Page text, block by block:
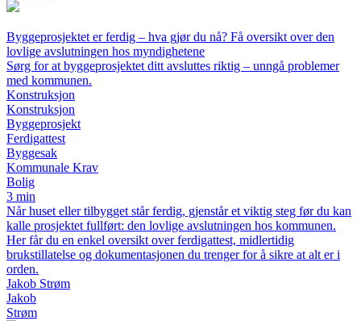
Byggeprosjektet er ferdig – hva gjør du nå? Få oversikt over den
lovlige avslutningen hos myndighetene
Sørg for at byggeprosjektet ditt avsluttes riktig – unngå problemer
med kommunen.
Konstruksjon
Konstruksjon
Byggeprosjekt
Ferdigattest
Byggesak
Kommunale Krav
Bolig
3 min
Når huset eller tilbygget står ferdig, gjenstår et viktig steg før du kan
kalle prosjektet fullført: den lovlige avslutningen hos kommunen.
Her får du en enkel oversikt over ferdigattest, midlertidig
brukstillatelse og dokumentasjonen du trenger for å sikre at alt er i
orden.
Jakob Strøm
Jakob
Strøm